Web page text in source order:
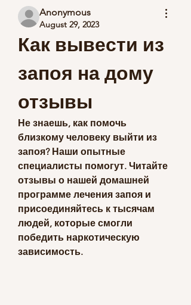
Anonymous
August 29, 2023
Как вывести из
запоя на дому
отзывы
Не знаешь, как помочь
близкому человеку выйти из
запоя? Наши опытные
специалисты помогут. Читайте
отзывы о нашей домашней
программе лечения запоя и
присоединяйтесь к тысячам
людей, которые смогли
победить наркотическую
зависимость.